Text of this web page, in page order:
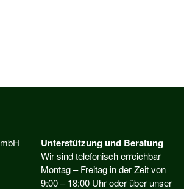
Unterstützung und Beratung
Wir sind telefonisch erreichbar
Montag – Freitag in der Zeit von
9:00 – 18:00 Uhr oder über unser